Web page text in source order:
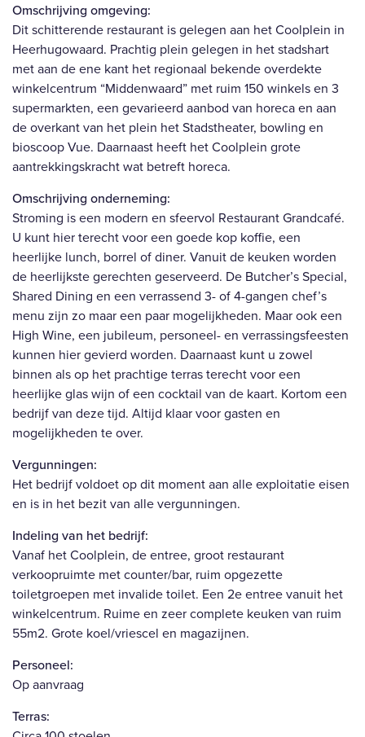
Omschrijving omgeving:
Dit schitterende restaurant is gelegen aan het Coolplein in
Heerhugowaard. Prachtig plein gelegen in het stadshart
met aan de ene kant het regionaal bekende overdekte
winkelcentrum “Middenwaard” met ruim 150 winkels en 3
supermarkten, een gevarieerd aanbod van horeca en aan
de overkant van het plein het Stadstheater, bowling en
bioscoop Vue. Daarnaast heeft het Coolplein grote
aantrekkingskracht wat betreft horeca.
Omschrijving onderneming:
Stroming is een modern en sfeervol Restaurant Grandcafé.
U kunt hier terecht voor een goede kop koffie, een
heerlijke lunch, borrel of diner. Vanuit de keuken worden
de heerlijkste gerechten geserveerd. De Butcher’s Special,
Shared Dining en een verrassend 3- of 4-gangen chef’s
menu zijn zo maar een paar mogelijkheden. Maar ook een
High Wine, een jubileum, personeel- en verrassingsfeesten
kunnen hier gevierd worden. Daarnaast kunt u zowel
binnen als op het prachtige terras terecht voor een
heerlijke glas wijn of een cocktail van de kaart. Kortom een
bedrijf van deze tijd. Altijd klaar voor gasten en
mogelijkheden te over.
Vergunningen:
Het bedrijf voldoet op dit moment aan alle exploitatie eisen
en is in het bezit van alle vergunningen.
Indeling van het bedrijf:
Vanaf het Coolplein, de entree, groot restaurant
verkoopruimte met counter/bar, ruim opgezette
toiletgroepen met invalide toilet. Een 2e entree vanuit het
winkelcentrum. Ruime en zeer complete keuken van ruim
55m2. Grote koel/vriescel en magazijnen.
Personeel:
Op aanvraag
Terras: